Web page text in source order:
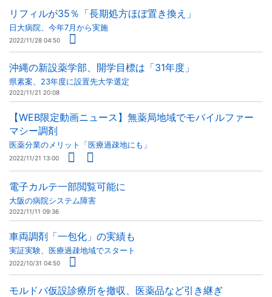
リフィルが35％「長期処方ほぼ置き換え」
日大病院、今年7月から実施
2022/11/28 04:50
沖縄の新設薬学部、開学目標は「31年度」
県素案、23年度に設置先大学選定
2022/11/21 20:08
【WEB限定動画ニュース】無薬局地域でモバイルファー
マシー調剤
医薬分業のメリット「医療過疎地にも」
2022/11/21 13:00
電子カルテ一部閲覧可能に
大阪の病院システム障害
2022/11/11 09:36
車両調剤「一包化」の実績も
実証実験、医療過疎地域でスタート
2022/10/31 04:50
モルドバ仮設診療所を撤収、医薬品など引き継ぎ